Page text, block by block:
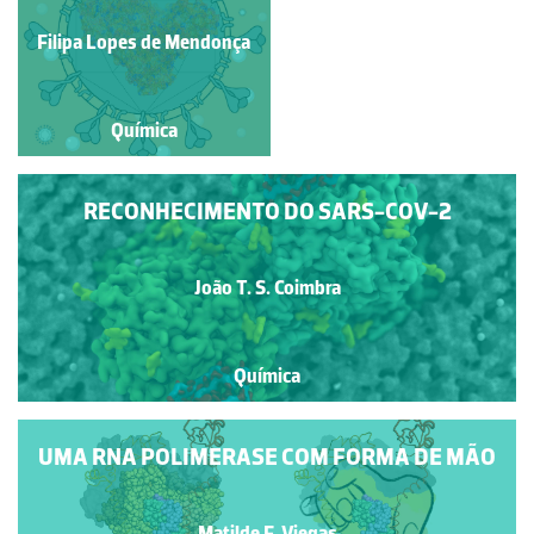
NOVO CORONAVÍRUS
Inês F. M. Coutinho
Química
RECONHECIMENTO DO SARS-COV-2
João T. S. Coimbra
Química
Filipa Lopes de Mendonça
Química
UMA RNA POLIMERASE COM FORMA DE MÃO